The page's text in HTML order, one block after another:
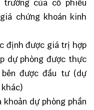
của cổ phiếu
chứng khoán kinh
định được giá trị hợp
dự phòng được thực
được đầu tư (dự
dự phòng phần